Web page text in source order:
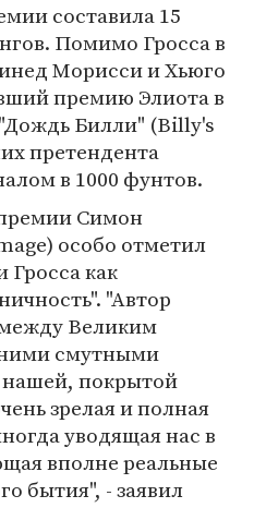
составила 15
Помимо Гросса в
Морисси и Хьюго
премию Элиота в
"Дождь Билли" (Billy's
претендента
в 1000 фунтов.
Симон
особо отметил
Гросса как
"Автор
Великим
смутными
нашей, покрытой
зрелая и полная
уводящая нас в
вполне реальные
бытия", - заявил